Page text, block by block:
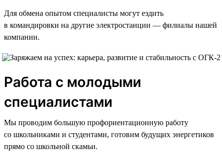
Для обмена опытом специалисты могут ездить
в командировки на другие электростанции — филиалы нашей
компании.
Работа с молодыми
специалистами
Мы проводим большую профориентационную работу
со школьниками и студентами, готовим будущих энергетиков
прямо со школьной скамьи.